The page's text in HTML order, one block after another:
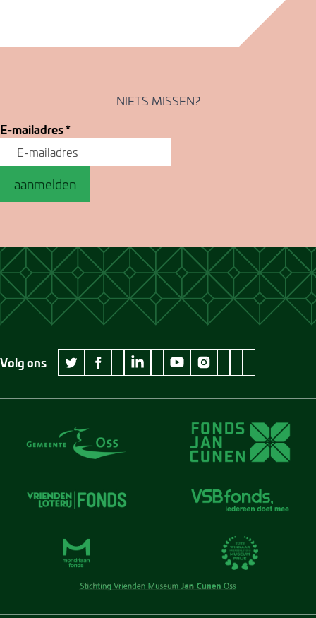
NIETS MISSEN?
E-mailadres*
aanmelden
Volg ons
twitter Museum Jan Cunen
facebook Museum Jan Cunen
wikipedia Museum Jan Cunen
linkedin Museum Jan Cunen
googleplus Museum Jan Cunen
youtube Museum Jan Cunen
instagram Museum